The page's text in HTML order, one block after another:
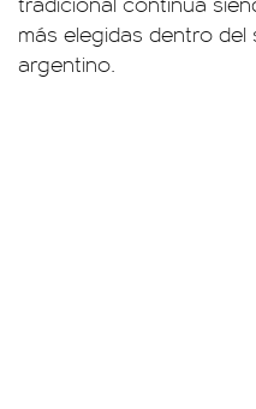
más elegidas dentro del
argentino.